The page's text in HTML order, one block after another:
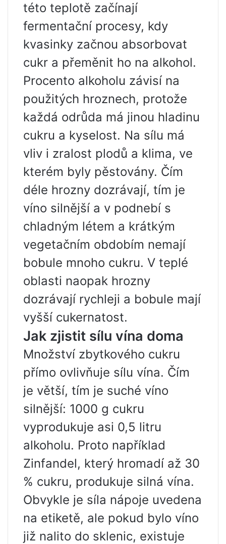
této teplotě začínají
fermentační procesy, kdy
kvasinky začnou absorbovat
cukr a přeměnit ho na alkohol.
Procento alkoholu závisí na
použitých hroznech, protože
každá odrůda má jinou hladinu
cukru a kyselost. Na sílu má
vliv i zralost plodů a klima, ve
kterém byly pěstovány. Čím
déle hrozny dozrávají, tím je
víno silnější a v podnebí s
chladným létem a krátkým
vegetačním obdobím nemají
bobule mnoho cukru. V teplé
oblasti naopak hrozny
dozrávají rychleji a bobule mají
vyšší cukernatost.
Jak zjistit sílu vína doma
Množství zbytkového cukru
přímo ovlivňuje sílu vína. Čím
je větší, tím je suché víno
silnější: 1000 g cukru
vyprodukuje asi 0,5 litru
alkoholu. Proto například
Zinfandel, který hromadí až 30
% cukru, produkuje silná vína.
Obvykle je síla nápoje uvedena
na etiketě, ale pokud bylo víno
již nalito do sklenic, existuje